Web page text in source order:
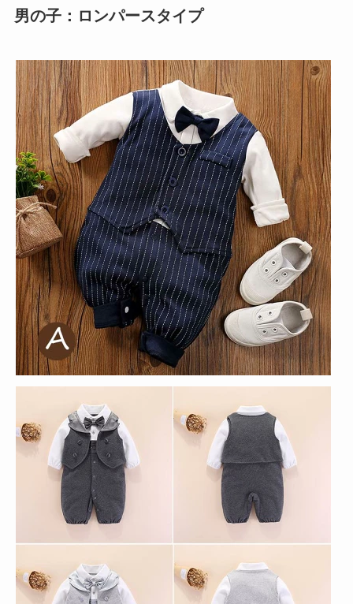
男の子：ロンパースタイプ